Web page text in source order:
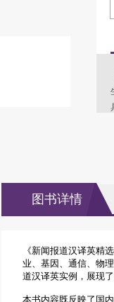
图书详情
《新闻报道汉译英精
业、基因、通信、物
道汉译英实例，展现
本书内容既反映了国